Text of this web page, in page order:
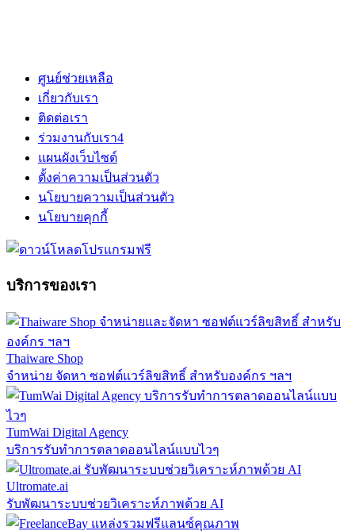
ศูนย์ช่วยเหลือ
เกี่ยวกับเรา
ติดต่อเรา
ร่วมงานกับเรา4
แผนผังเว็บไซต์
ตั้งค่าความเป็นส่วนตัว
นโยบายความเป็นส่วนตัว
นโยบายคุกกี้
บริการของเรา
Thaiware Shop
จำหน่าย จัดหา ซอฟต์แวร์ลิขสิทธิ์ สำหรับองค์กร ฯลฯ
TumWai Digital Agency
บริการรับทำการตลาดออนไลน์แบบไวๆ
Ultromate.ai
รับพัฒนาระบบช่วยวิเคราะห์ภาพด้วย AI